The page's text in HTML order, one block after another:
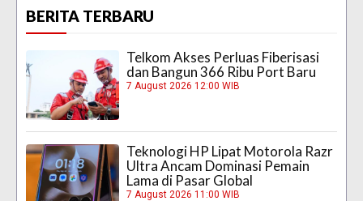
BERITA TERBARU
Telkom Akses Perluas Fiberisasi
dan Bangun 366 Ribu Port Baru
7 August 2026 12:00 WIB
Teknologi HP Lipat Motorola Razr
Ultra Ancam Dominasi Pemain
Lama di Pasar Global
7 August 2026 11:00 WIB